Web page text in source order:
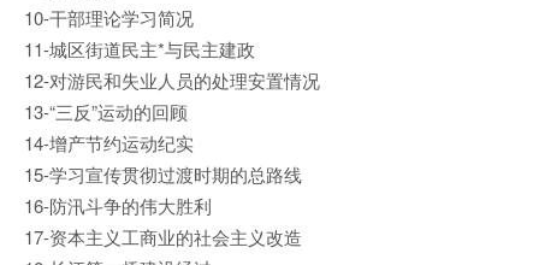
10-干部理论学习简况
11-城区街道民主*与民主建政
12-对游民和失业人员的处理安置情况
13-“三反”运动的回顾
14-增产节约运动纪实
15-学习宣传贯彻过渡时期的总路线
16-防汛斗争的伟大胜利
17-资本主义工商业的社会主义改造